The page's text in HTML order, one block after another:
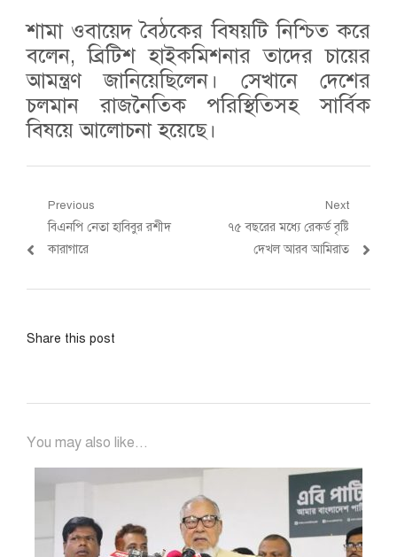
শামা ওবায়েদ বৈঠকের বিষয়টি নিশ্চিত করে
বলেন, ব্রিটিশ হাইকমিশনার তাদের চায়ের
আমন্ত্রণ জানিয়েছিলেন। সেখানে দেশের
চলমান রাজনৈতিক পরিস্থিতিসহ সার্বিক
বিষয়ে আলোচনা হয়েছে।
Post
navigation
Previous
Previous
post:
বিএনপি নেতা হাবিবুর রশীদ
কারাগারে
Next
Next
৭৫ বছরের মধ্যে রেকর্ড বৃষ্টি
দেখল আরব আমিরাত
Share this post
You may also like...